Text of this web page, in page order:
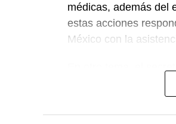
médicas, además del
estas acciones
México con la
México, Estados
certidumbre a
presidenta afirmó que